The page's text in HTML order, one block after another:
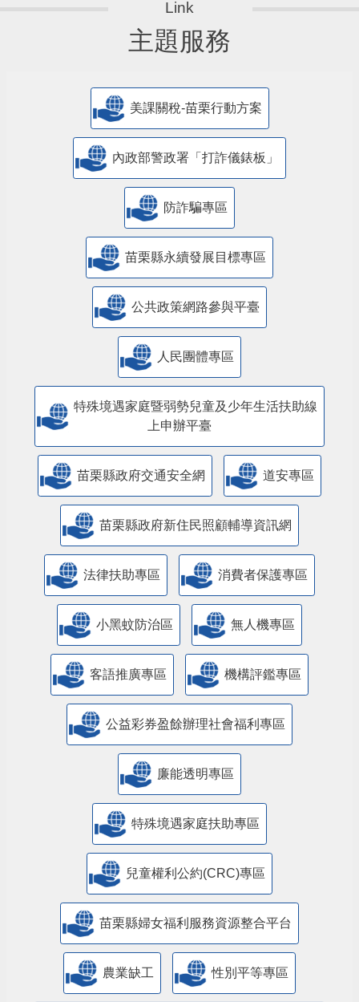
主題服務
美課關稅-苗栗行動方案
內政部警政署「打詐儀錶板」
防詐騙專區
苗栗縣永續發展目標專區
公共政策網路參與平臺
人民團體專區
特殊境遇家庭暨弱勢兒童及少年生活扶助線
上申辦平臺
苗栗縣政府交通安全網 道安專區
苗栗縣政府新住民照顧輔導資訊網
法律扶助專區 消費者保護專區
小黑蚊防治區 無人機專區
客語推廣專區 機構評鑑專區
公益彩券盈餘辦理社會福利專區
廉能透明專區
特殊境遇家庭扶助專區
兒童權利公約(CRC)專區
苗栗縣婦女福利服務資源整合平台
農業缺工 性別平等專區